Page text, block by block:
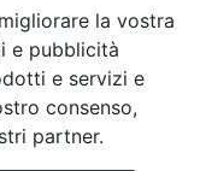
la vostra
e pubblicità
e servizi e
consenso,
partner.